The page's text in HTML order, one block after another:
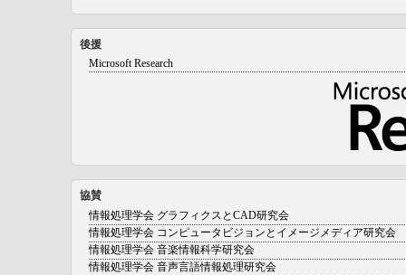
後援
Microsoft Research
協賛
情報処理学会 グラフィクスとCAD研究会
情報処理学会 コンピュータビジョンとイメージメディア研究会
情報処理学会 音楽情報科学研究会
情報処理学会 音声言語情報処理研究会